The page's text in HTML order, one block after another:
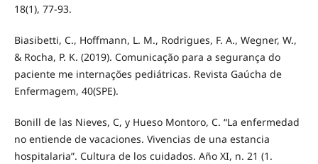
18(1), 77-93.
Biasibetti, C., Hoffmann, L. M., Rodrigues, F. A., Wegner, W.,
& Rocha, P. K. (2019). Comunicação para a segurança do
paciente me internações pediátricas. Revista Gaúcha de
Enfermagem, 40(SPE).
Bonill de las Nieves, C, y Hueso Montoro, C. “La enfermedad
no entiende de vacaciones. Vivencias de una estancia
hospitalaria”. Cultura de los cuidados. Año XI, n. 21 (1.